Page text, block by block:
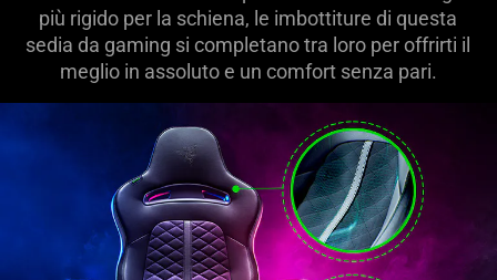
più rigido per la schiena, le imbottiture di questa
sedia da gaming si completano tra loro per offrirti il
meglio in assoluto e un comfort senza pari.